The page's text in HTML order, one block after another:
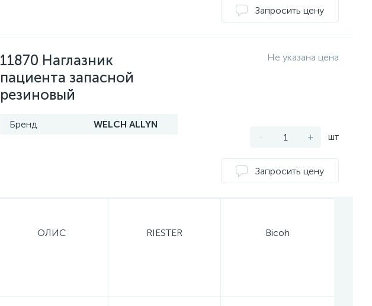
11870 Наглазник
пациента запасной
резиновый
WELCH ALLYN
-
+ шт
ОЛИС RIESTER Bicoh